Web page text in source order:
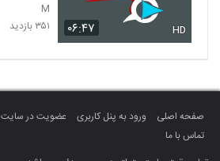
۰۶:۴۷ HD
M
۳۵۱ بازدید
صفحه اصلی ورود به پنل کاربری عضویت در سایت
تماس با ما